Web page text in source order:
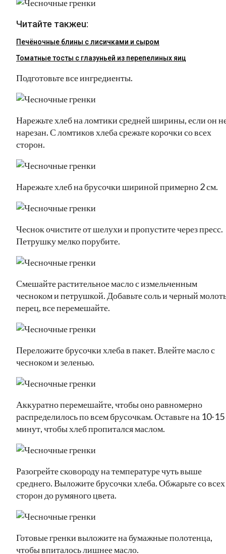
Читайте такжеu:
Печёночные блины с лисичками и сыром
Томатные тосты с глазуньей из перепелиных яиц
Подготовьте все ингредиенты.
Нарежьте хлеб на ломтики средней ширины, если он
нарезан. С ломтиков хлеба срежьте корочки со всех
сторон.
Нарежьте хлеб на брусочки шириной примерно 2 см.
Чеснок очистите от шелухи и пропустите через пресс.
Петрушку мелко порубите.
Смешайте растительное масло с измельченным
чесноком и петрушкой. Добавьте соль и черный
перец, все перемешайте.
Переложите брусочки хлеба в пакет. Влейте масло с
чесноком и зеленью.
Аккуратно перемешайте, чтобы оно равномерно
распределилось по всем брусочкам. Оставьте на 10-15
минут, чтобы хлеб пропитался маслом.
Разогрейте сковороду на температуре чуть выше
среднего. Выложите брусочки хлеба. Обжарьте со всех
сторон до румяного цвета.
Готовые гренки выложите на бумажные полотенца,
чтобы впиталось лишнее масло.